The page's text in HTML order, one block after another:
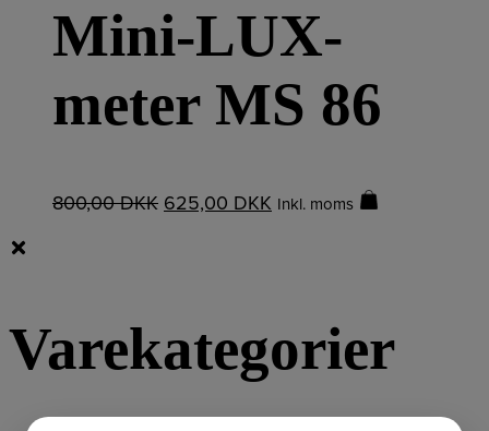
Mini-LUX-
meter MS 86
800,00DKK 625,00 DKK Inkl. moms
Varekategorier